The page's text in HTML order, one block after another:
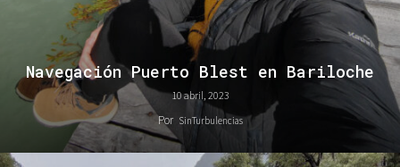
Navegación Puerto Blest en Bariloche
10 abril, 2023
Por SinTurbulencias